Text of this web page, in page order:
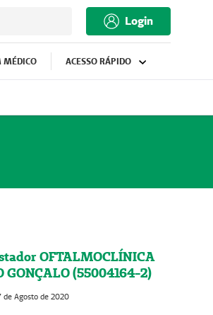
Login
MÉDICO ACESSO RÁPIDO
OFTALMOCLÍNICA
GONÇALO (55004164-2)
de Agosto de 2020